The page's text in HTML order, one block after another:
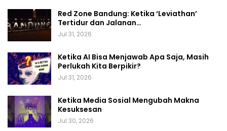
Red Zone Bandung: Ketika ‘Leviathan’
Tertidur dan Jalanan…
Jul 31, 2026
Ketika AI Bisa Menjawab Apa Saja, Masih
Perlukah Kita Berpikir?
Jul 31, 2026
Ketika Media Sosial Mengubah Makna
Kesuksesan
Jul 30, 2026